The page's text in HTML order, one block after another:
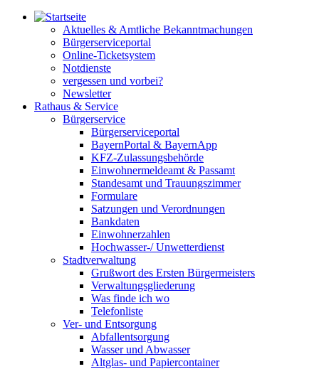
Aktuelles & Amtliche Bekanntmachungen
Bürgerserviceportal
Online-Ticketsystem
Notdienste
vergessen und vorbei?
Newsletter
Rathaus & Service
Bürgerservice
Bürgerserviceportal
BayernPortal & BayernApp
KFZ-Zulassungsbehörde
Einwohnermeldeamt & Passamt
Standesamt und Trauungszimmer
Formulare
Satzungen und Verordnungen
Bankdaten
Einwohnerzahlen
Hochwasser-/ Unwetterdienst
Stadtverwaltung
Grußwort des Ersten Bürgermeisters
Verwaltungsgliederung
Was finde ich wo
Telefonliste
Ver- und Entsorgung
Abfallentsorgung
Wasser und Abwasser
Altglas- und Papiercontainer